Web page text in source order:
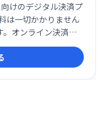
けのデジタル決済プ
は一切かかりません
オンライン決済を
用アプリも提供。手
な決済処理を実現
ます。